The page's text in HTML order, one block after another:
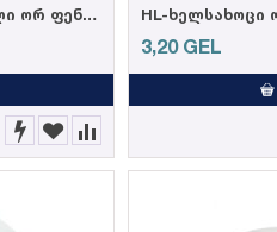
HL-ხელსახოცი დაკეცილი ორ ფენიანი 33*33სმ, 100ც.
3,20 GEL